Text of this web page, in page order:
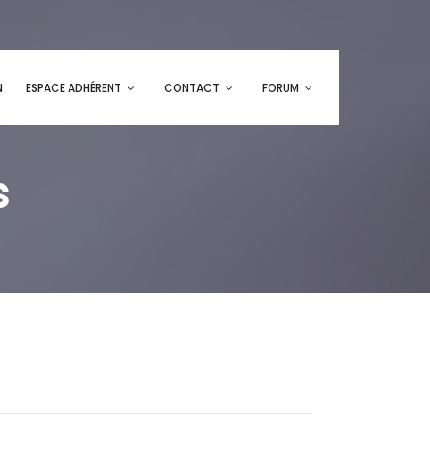
ESPACE ADHÉRENT CONTACT FORUM